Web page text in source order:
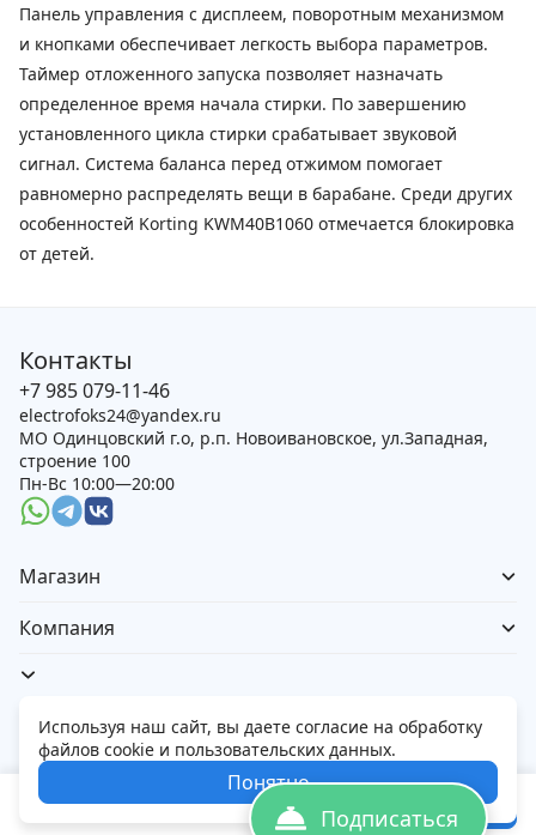
32 427₽ В корзину
Панель управления с дисплеем, поворотным механизмом
и кнопками обеспечивает легкость выбора параметров.
Таймер отложенного запуска позволяет назначать
определенное время начала стирки. По завершению
установленного цикла стирки срабатывает звуковой
сигнал. Система баланса перед отжимом помогает
равномерно распределять вещи в барабане. Среди других
особенностей Korting KWM40B1060 отмечается блокировка
от детей.
Контакты
+7 985 079-11-46
electrofoks24@yandex.ru
МО Одинцовский г.о, р.п. Новоивановское, ул.Западная,
строение 100
Пн-Вс 10:00—20:00
Магазин
Компания
© 2026 Электорфокс — магазин электроники
Политика обработки персональных данных
Используя наш сайт, вы даете согласие на обработку
файлов cookie и пользовательских данных.
Понятно
Подписаться